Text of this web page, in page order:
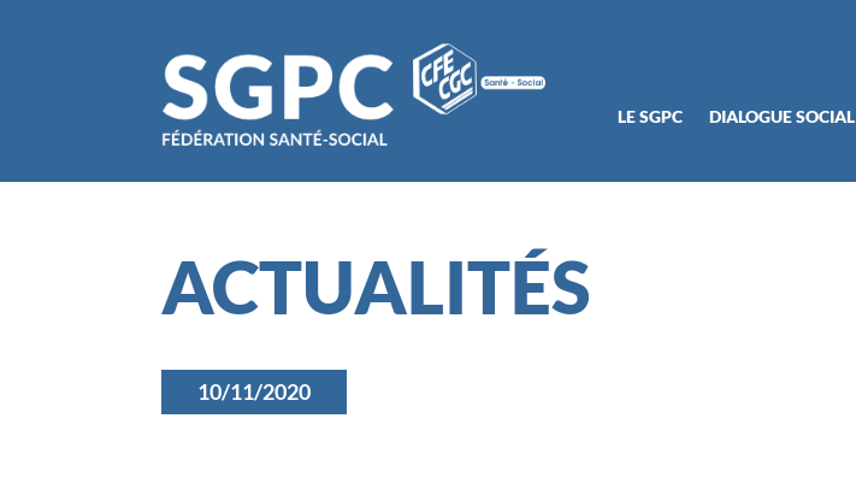
LE SGPC DIALOGUE SOCIAL
ACTUALITÉS
10/11/2020